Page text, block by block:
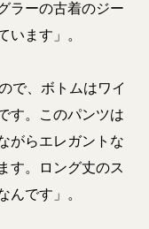
ラーの古着のジー
います」。
で、ボトムはワイ
す。このパンツは
がらエレガントな
す。ロング丈のス
んです」。